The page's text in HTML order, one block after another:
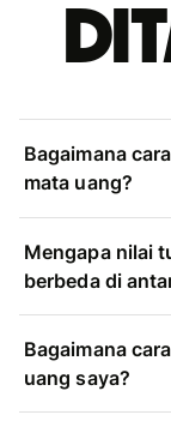
Bagaimana
mata uang?
Mengapa nilai
berbeda di
Bagaimana
uang saya?